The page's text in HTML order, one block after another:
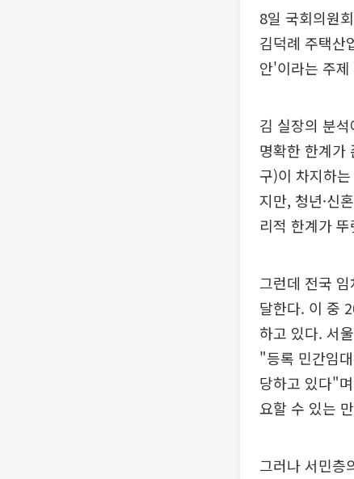
8일 국회의원
김덕례 주택산
안'이라는 주
김 실장의 분
명확한 한계가
구)이 차지하
지만, 청년·신
리적 한계가
그런데 전국
달한다. 이 중
하고 있다. 서
"등록 민간임
당하고 있다"
요할 수 있는
그러나 서민층